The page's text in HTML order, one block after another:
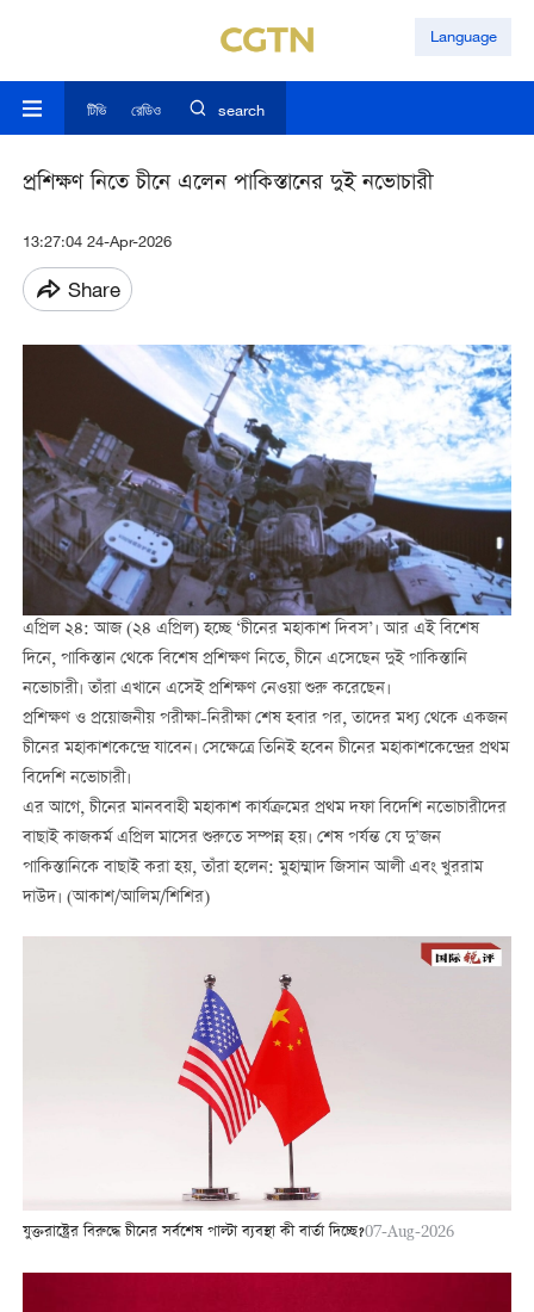
Language
টিভি রেডিও search
প্রশিক্ষণ নিতে চীনে এলেন পাকিস্তানের দুই নভোচারী
13:27:04 24-Apr-2026
Share
এপ্রিল ২৪: আজ (২৪ এপ্রিল) হচ্ছে ‘চীনের মহাকাশ দিবস’। আর এই বিশেষ
দিনে, পাকিস্তান থেকে বিশেষ প্রশিক্ষণ নিতে, চীনে এসেছেন দুই পাকিস্তানি
নভোচারী। তাঁরা এখানে এসেই প্রশিক্ষণ নেওয়া শুরু করেছেন।
প্রশিক্ষণ ও প্রয়োজনীয় পরীক্ষা-নিরীক্ষা শেষ হবার পর, তাদের মধ্য থেকে একজন
চীনের মহাকাশকেন্দ্রে যাবেন। সেক্ষেত্রে তিনিই হবেন চীনের মহাকাশকেন্দ্রের প্রথম
বিদেশি নভোচারী।
এর আগে, চীনের মানববাহী মহাকাশ কার্যক্রমের প্রথম দফা বিদেশি নভোচারীদের
বাছাই কাজকর্ম এপ্রিল মাসের শুরুতে সম্পন্ন হয়। শেষ পর্যন্ত যে দু’জন
পাকিস্তানিকে বাছাই করা হয়, তাঁরা হলেন: মুহাম্মাদ জিসান আলী এবং খুররাম
দাউদ। (আকাশ/আলিম/শিশির)
যুক্তরাষ্ট্রের বিরুদ্ধে চীনের সর্বশেষ পাল্টা ব্যবস্থা কী বার্তা দিচ্ছে?07-Aug-2026